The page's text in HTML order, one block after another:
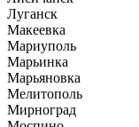
Луганск
Макеевка
Мариуполь
Марьинка
Марьяновка
Мелитополь
Мирноград